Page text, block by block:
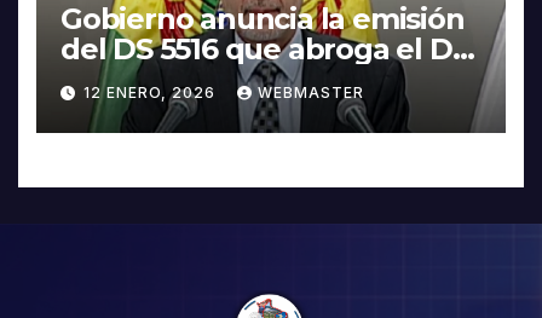
Gobierno anuncia la emisión
del DS 5516 que abroga el DS
5503
12 ENERO, 2026 WEBMASTER